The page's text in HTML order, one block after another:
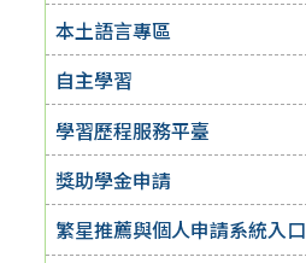
本土語言專區
自主學習
學習歷程服務平臺
獎助學金申請
繁星推薦與個人申請系統入口